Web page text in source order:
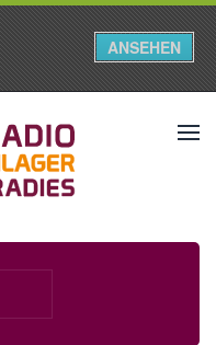
ANSEHEN